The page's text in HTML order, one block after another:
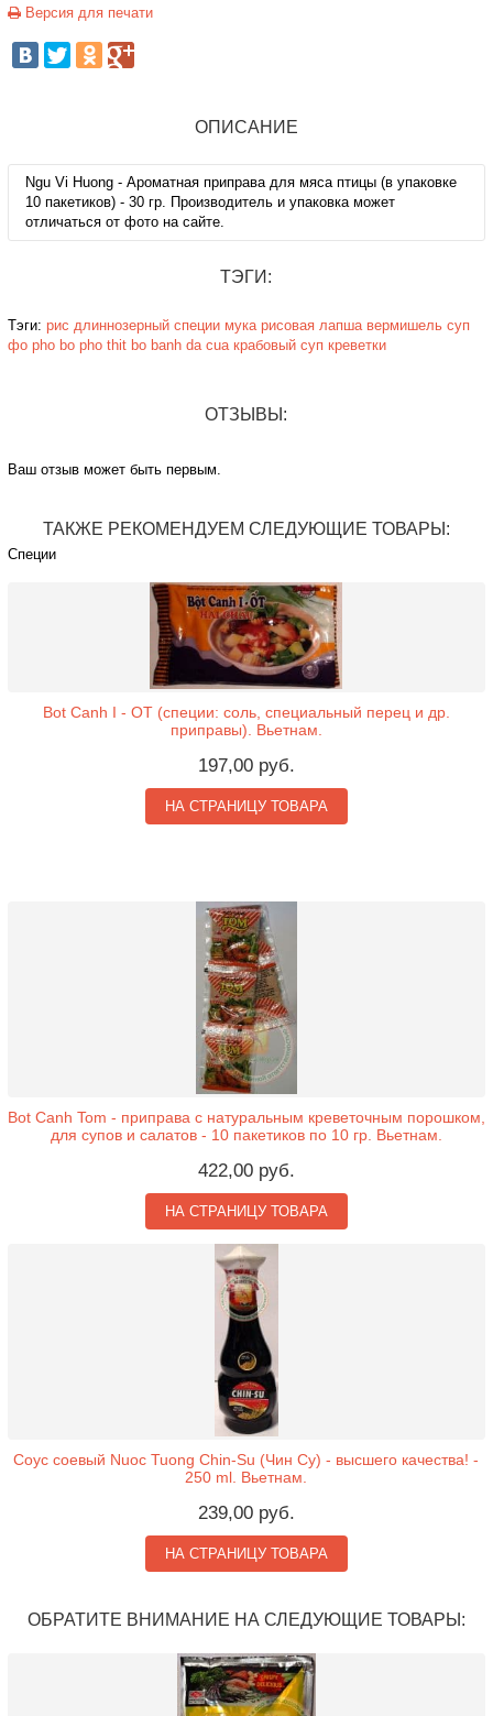
Версия для печати
ОПИСАНИЕ
Ngu Vi Huong - Ароматная приправа для мяса птицы (в упаковке
10 пакетиков) - 30 гр. Производитель и упаковка может
отличаться от фото на сайте.
ТЭГИ:
Тэги: рис длиннозерный специи мука рисовая лапша вермишель суп
фо pho bo pho thit bo banh da cua крабовый суп креветки
ОТЗЫВЫ:
Ваш отзыв может быть первым.
ТАКЖЕ РЕКОМЕНДУЕМ СЛЕДУЮЩИЕ ТОВАРЫ:
Специи
Bot Canh I - OT (специи: соль, специальный перец и др.
приправы). Вьетнам.
197,00 руб.
НА СТРАНИЦУ ТОВАРА
Bot Canh Tom - приправа с натуральным креветочным порошком,
для супов и салатов - 10 пакетиков по 10 гр. Вьетнам.
422,00 руб.
НА СТРАНИЦУ ТОВАРА
Соус соевый Nuoc Tuong Chin-Su (Чин Су) - высшего качества! -
250 ml. Вьетнам.
239,00 руб.
НА СТРАНИЦУ ТОВАРА
ОБРАТИТЕ ВНИМАНИЕ НА СЛЕДУЮЩИЕ ТОВАРЫ: